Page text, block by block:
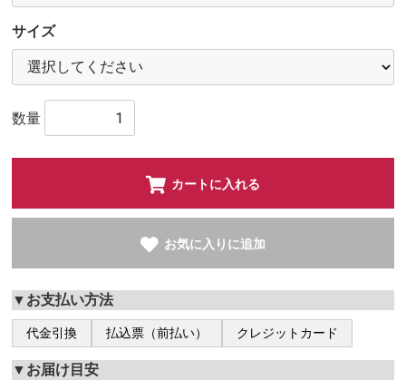
サイズ
数量
カートに入れる
お気に入りに追加
▼お支払い方法
代金引換 払込票（前払い） クレジットカード
▼お届け目安